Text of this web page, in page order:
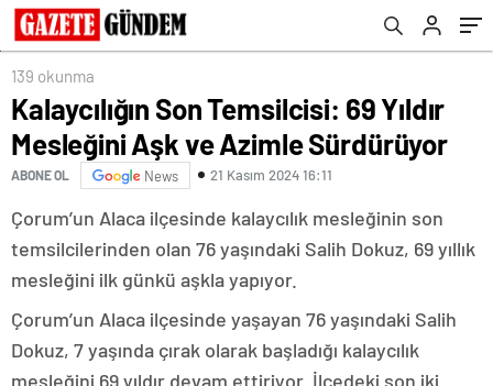
139 okunma
Kalaycılığın Son Temsilcisi: 69 Yıldır
Mesleğini Aşk ve Azimle Sürdürüyor
ABONE OL News 21 Kasım 2024 16:11
Çorum’un Alaca ilçesinde kalaycılık mesleğinin son
temsilcilerinden olan 76 yaşındaki Salih Dokuz, 69 yıllık
mesleğini ilk günkü aşkla yapıyor.
Çorum’un Alaca ilçesinde yaşayan 76 yaşındaki Salih
Dokuz, 7 yaşında çırak olarak başladığı kalaycılık
mesleğini 69 yıldır devam ettiriyor. İlçedeki son iki